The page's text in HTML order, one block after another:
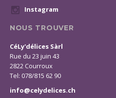
Instagram
NOUS TROUVER
CéLy'délices Sàrl
Rue du 23 juin 43
2822 Courroux
Tel: 078/815 62 90
info@celydelices.ch